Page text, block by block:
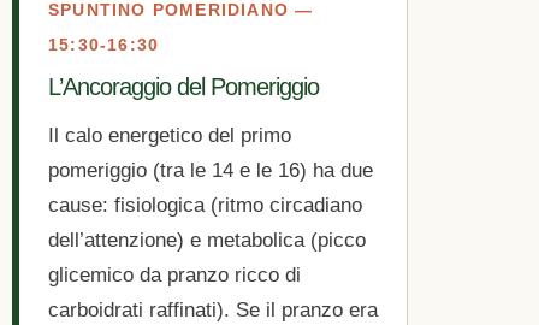
SPUNTINO POMERIDIANO —
15:30-16:30
L’Ancoraggio del Pomeriggio
Il calo energetico del primo
pomeriggio (tra le 14 e le 16) ha due
cause: fisiologica (ritmo circadiano
dell’attenzione) e metabolica (picco
glicemico da pranzo ricco di
carboidrati raffinati). Se il pranzo era